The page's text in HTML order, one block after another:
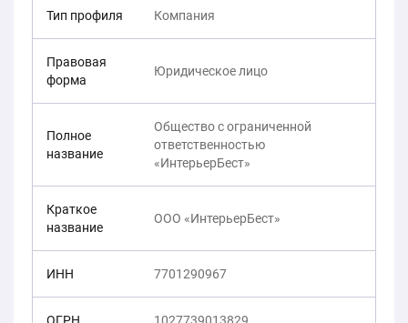
Тип профиля Компания
Правовая
форма
Юридическое лицо
Полное
название
Общество с ограниченной
ответственностью
«ИнтерьерБест»
Краткое
название
ООО «ИнтерьерБест»
ИНН 7701290967